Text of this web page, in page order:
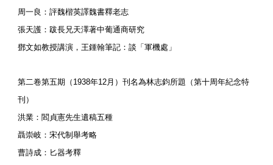
周一良：評魏楷英譯魏書釋老志
張天護：跋長兄天澤著中葡通商研究
鄧文如教授講演，王鍾翰筆記：談「軍機處」
第二卷第五期（1938年12月）刊名為林志鈞所題（第十周年紀念特
刊）
洪業：閻貞憲先生遺稿五種
聶崇岐：宋代制舉考略
曹詩成：匕器考釋